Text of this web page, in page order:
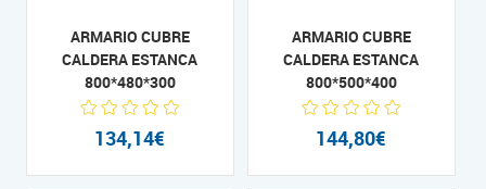
ARMARIO CUBRE
CALDERA ESTANCA
800*480*300
134,14€
ARMARIO CUBRE
CALDERA ESTANCA
800*500*400
144,80€